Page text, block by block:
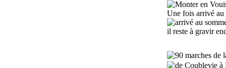
Une fois arrivéau
il reste à gravir